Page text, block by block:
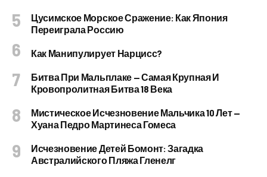
Цусимское Морское Сражение: Как Япония
Переиграла Россию
Как Манипулирует Нарцисс?
Битва При Мальплаке — Самая Крупная И
Кровопролитная Битва 18 Века
Мистическое Исчезновение Мальчика 10 Лет —
Хуана Педро Мартинеса Гомеса
Исчезновение Детей Бомонт: Загадка
Австралийского Пляжа Гленелг